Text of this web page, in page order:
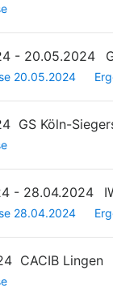
- 20.05.2024
20.05.2024
GS Köln-
- 28.04.2024
28.04.2024
CACIB Lingen